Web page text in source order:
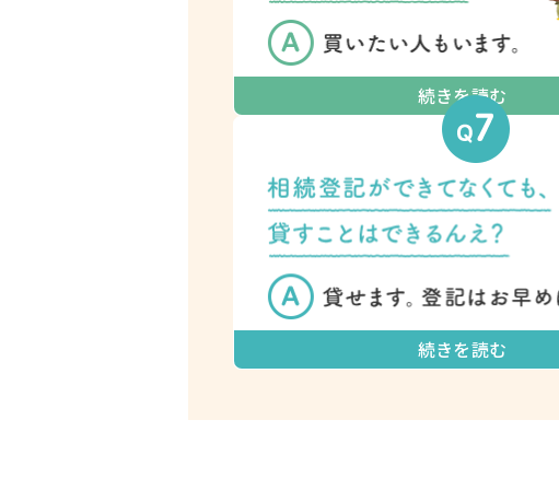
続きを読む
続きを読む